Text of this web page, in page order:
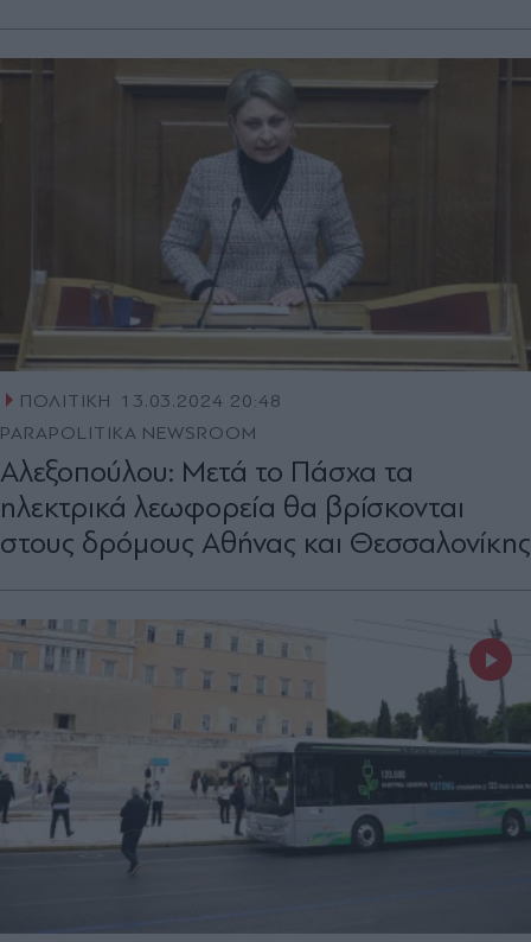
ΠΟΛΙΤΙΚΗ
13.03.2024 20:48
PARAPOLITIKA NEWSROOM
Αλεξοπούλου: Μετά το Πάσχα τα
ηλεκτρικά λεωφορεία θα βρίσκονται
στους δρόμους Αθήνας και Θεσσαλονίκης